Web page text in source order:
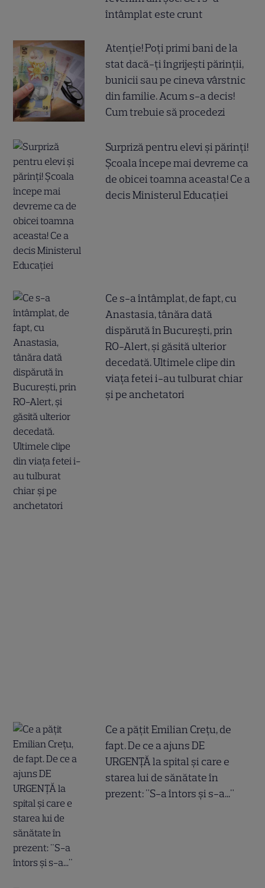
întâmplat este crunt
Atenție! Poți primi bani de la
stat dacă-ți îngrijești părinții,
bunicii sau pe cineva vârstnic
din familie. Acum s-a decis!
Cum trebuie să procedezi
Surpriză pentru elevi și părinți!
Școala începe mai devreme ca
de obicei toamna aceasta! Ce a
decis Ministerul Educației
Ce s-a întâmplat, de fapt, cu
Anastasia, tânăra dată
dispărută în București, prin
RO-Alert, și găsită ulterior
decedată. Ultimele clipe din
viața fetei i-au tulburat chiar
și pe anchetatori
Ce a pățit Emilian Crețu, de
fapt. De ce a ajuns DE
URGENȚĂ la spital și care e
starea lui de sănătate în
prezent: "S-a întors și s-a..."